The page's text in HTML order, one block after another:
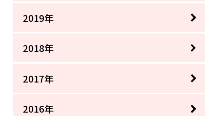
2019年
2018年
2017年
2016年